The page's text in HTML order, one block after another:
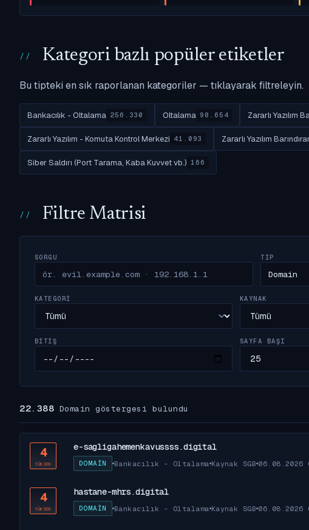
Kategori bazlı popüler etiketler
Bu tipteki en sık raporlanan kategoriler — tıklayarak filtreleyin.
Bankacılık - Oltalama 256.330 Oltalama 98.654 Zararlı Yazılım
Zararlı Yazılım - Komuta Kontrol Merkezi 41.093 Zararlı Yazılım
Siber Saldırı (Port Tarama, Kaba Kuvvet vb.) 166
Filtre Matrisi
SORGU TIP
KATEGORI KAYNAK
BITIŞ SAYFA BAŞI
22.388 Domain göstergesi bulundu
4
YÜKSEK
e-sagligahemenkavussss.digital
DOMAIN Bankacılık - Oltalama Kaynak SGB 06.08.2026
4
YÜKSEK
hastane-mhrs.digital
DOMAIN Bankacılık - Oltalama Kaynak SGB 06.08.2026